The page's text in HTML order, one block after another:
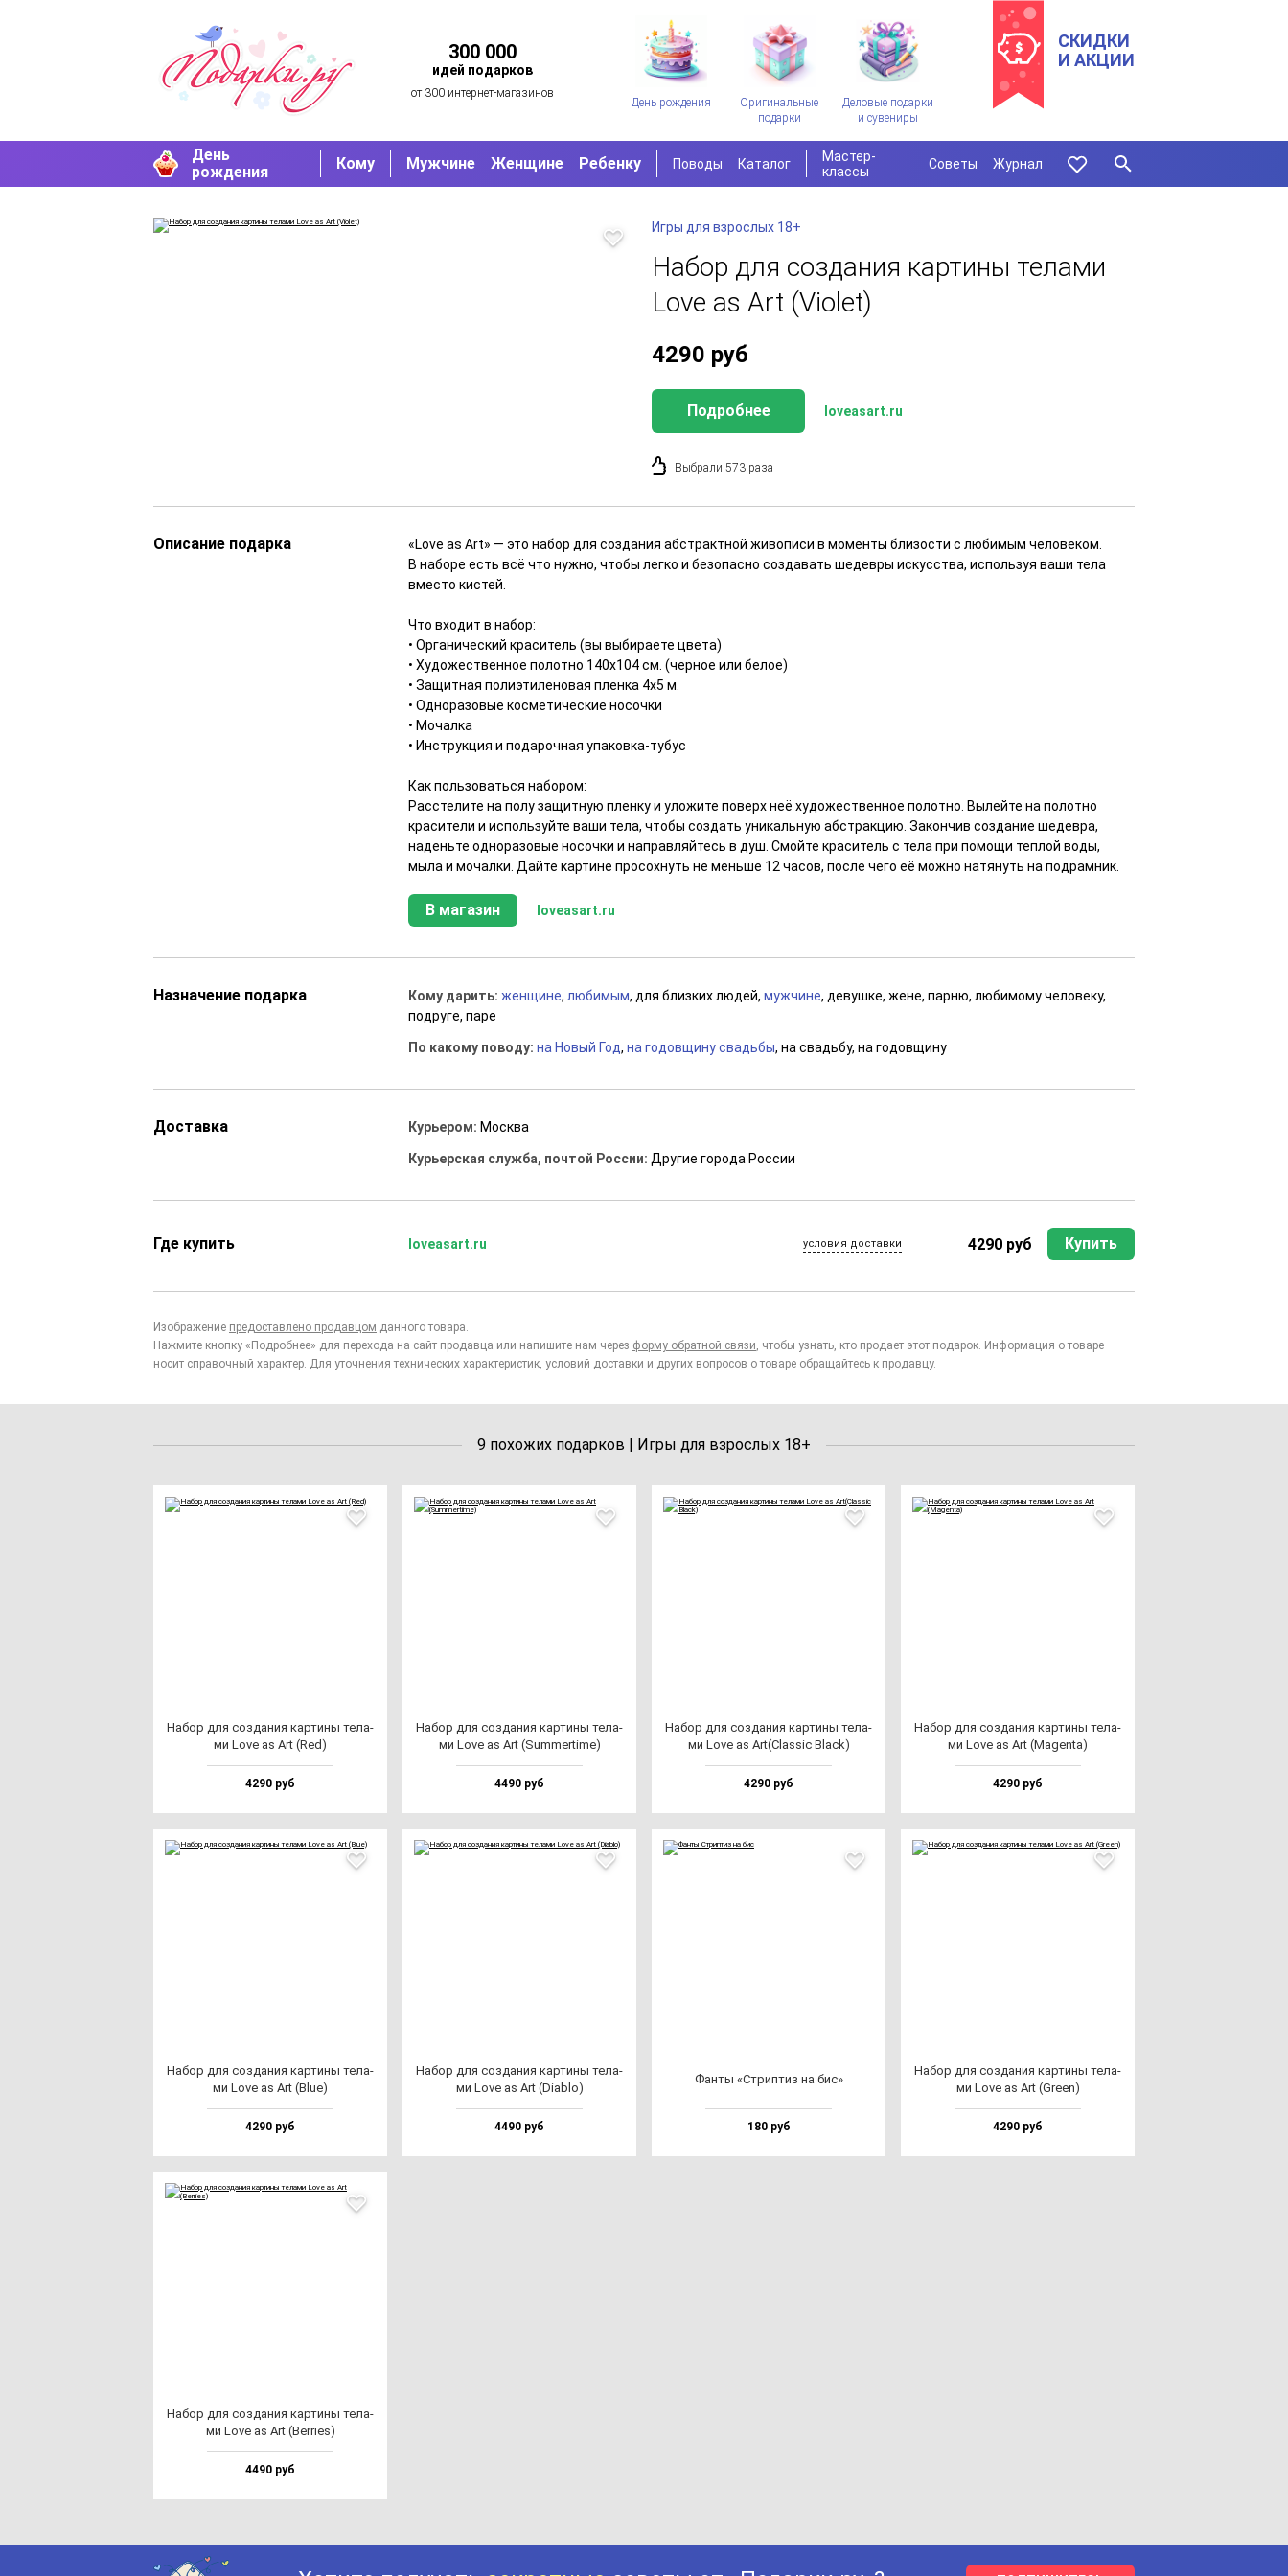
300 000
идей подарков
от 300 интернет-магазинов
День рождения
Оригинальные
подарки
Деловые подарки
и сувениры
СКИДКИ
И АКЦИИ
День
рождения
Кому Мужчине Женщине Ребенку Поводы Каталог
Мастер-
классы
Советы Журнал
Игры для взрослых 18+
Набор для создания картины телами
Love as Art (Violet)
4290 руб
Подробнее loveasart.ru
Выбрали 573 раза
Описание подарка
«Love as Art» — это набор для создания абстрактной живописи в моменты близости с любимым человеком.
В наборе есть всё что нужно, чтобы легко и безопасно создавать шедевры искусства, используя ваши тела
вместо кистей.
Что входит в набор:
• Органический краситель (вы выбираете цвета)
• Художественное полотно 140х104 см. (черное или белое)
• Защитная полиэтиленовая пленка 4х5 м.
• Одноразовые косметические носочки
• Мочалка
• Инструкция и подарочная упаковка-тубус
Как пользоваться набором:
Расстелите на полу защитную пленку и уложите поверх неё художественное полотно. Вылейте на полотно
красители и используйте ваши тела, чтобы создать уникальную абстракцию. Закончив создание шедевра,
наденьте одноразовые носочки и направляйтесь в душ. Смойте краситель с тела при помощи теплой воды,
мыла и мочалки. Дайте картине просохнуть не меньше 12 часов, после чего её можно натянуть на подрамник.
В магазин loveasart.ru
Назначение подарка Кому дарить:женщине,любимым, для близких людей,мужчине, девушке, жене, парню, любимому человеку,
подруге, паре
По какому поводу:на Новый Год,на годовщину свадьбы, на свадьбу, на годовщину
Доставка Курьером: Москва
Курьерская служба, почтой России:Другие города России
Где купить loveasart.ru условия доставки 4290 руб Купить
Изображение предоставлено продавцом данного товара.
Нажмите кнопку «Подробнее» для перехода на сайт продавца или напишите нам через форму обратной связи, чтобы узнать, кто продает этот подарок. Информация о товаре
носит справочный характер. Для уточнения технических характеристик, условий доставки и других вопросов о товаре обращайтесь к продавцу.
9 похожих подарков | Игры для взрослых 18+
Набор для соз­да­ния кар­ти­ны те­ла­
ми Love as Art (Red)
4290 руб
Набор для соз­да­ния кар­ти­ны те­ла­
ми Love as Art (Sum­mer­ti­me)
4490 руб
Набор для соз­да­ния кар­ти­ны те­ла­
ми Love as Art(Clas­sic Black)
4290 руб
Набор для соз­да­ния кар­ти­ны те­ла­
ми Love as Art (Magen­ta)
4290 руб
Набор для соз­да­ния кар­ти­ны те­ла­
ми Love as Art (Blue)
4290 руб
Набор для соз­да­ния кар­ти­ны те­ла­
ми Love as Art (Diab­lo)
4490 руб
Фан­ты «Стрип­тиз на бис»
180 руб
Набор для соз­да­ния кар­ти­ны те­ла­
ми Love as Art (Gre­en)
4290 руб
Набор для соз­да­ния кар­ти­ны те­ла­
ми Love as Art (Ber­ri­es)
4490 руб